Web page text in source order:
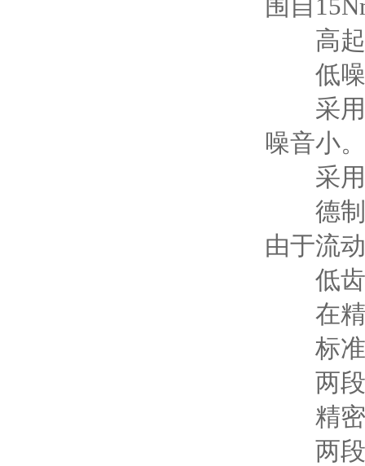
围自
高起
低噪
采用
噪音小。
采用
德制
由于流
低齿
在精
标准
两段
精密
两段